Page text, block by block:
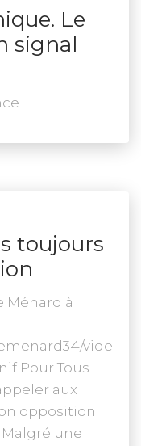
Le
signal
toujours
Ménard à
vide
Pour Tous
aux
opposition
une